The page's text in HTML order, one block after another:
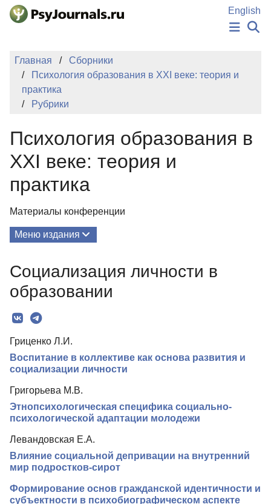
Перейти к основному содержанию
English
НОВОСТИ
ИЗДАНИЯ
Регистрация
Вход
Главная
Сборники
Психология образования в XXI веке: теория и
практика
Рубрики
Психология образования в
XXI веке: теория и
практика
Материалы конференции
Меню издания
Редколлегия
Рубрики
Текст
Авторы
Контакты
Социализация личности в
образовании
Гриценко Л.И.
Воспитание в коллективе как основа развития и
социализации личности
Григорьева М.В.
Этнопсихологическая специфика социально-
психологической адаптации молодежи
Левандовская Е.А.
Влияние социальной депривации на внутренний
мир подростков-сирот
Формирование основ гражданской идентичности и
субъектности в психобиографическом аспекте